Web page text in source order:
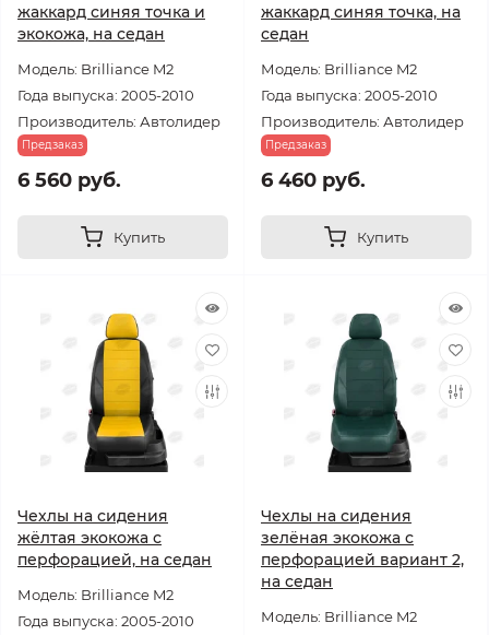
жаккард синяя точка и
экокожа, на седан
Модель: Brilliance M2
Года выпуска: 2005-2010
Производитель: Автолидер
Предзаказ
6 560 руб.
Купить
жаккард синяя точка, на
седан
Модель: Brilliance M2
Года выпуска: 2005-2010
Производитель: Автолидер
Предзаказ
6 460 руб.
Купить
Чехлы на сидения
жёлтая экокожа с
перфорацией, на седан
Модель: Brilliance M2
Года выпуска: 2005-2010
Чехлы на сидения
зелёная экокожа с
перфорацией вариант 2,
на седан
Модель: Brilliance M2